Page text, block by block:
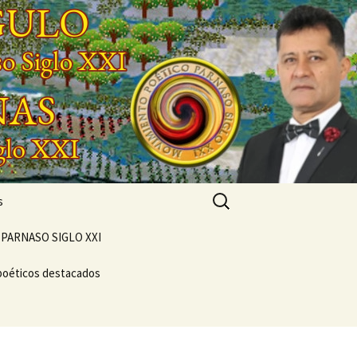
POEMARIO «POETA
SIGLO XXI
destacados
Buscar: